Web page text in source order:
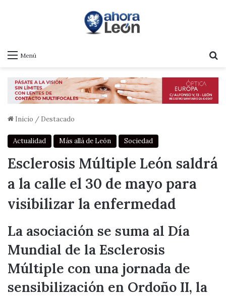
Menú
Inicio / Destacado
Actualidad Más allá de León Sociedad
Esclerosis Múltiple León saldrá
a la calle el 30 de mayo para
visibilizar la enfermedad
La asociación se suma al Día
Mundial de la Esclerosis
Múltiple con una jornada de
sensibilización en Ordoño II, la